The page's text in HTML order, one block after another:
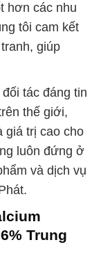
hơn các nhu
tôi cam kết
giúp
tác đáng tin
thế giới,
giá trị cao cho
luôn đứng ở
và dịch vụ
Trung